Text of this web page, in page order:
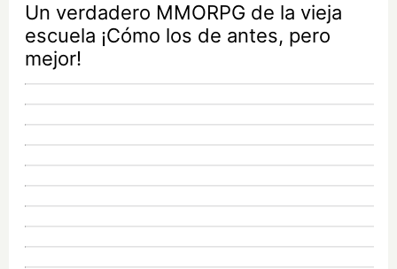
Un verdadero MMORPG de la vieja
escuela ¡Cómo los de antes, pero
mejor!